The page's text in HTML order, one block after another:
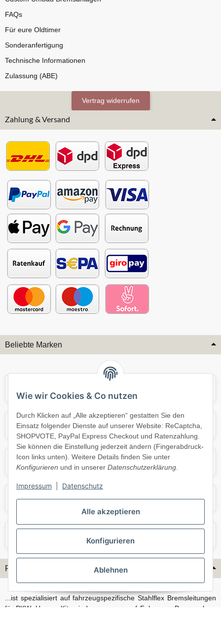
Alle akzeptieren
Konfigurieren
Ablehnen
Wie wir Cookies & Co nutzen
Durch Klicken auf „Alle akzeptieren“ gestatten Sie den
Einsatz folgender Dienste auf unserer Website: ReCaptcha,
SHOPVOTE, PayPal Express Checkout und Ratenzahlung.
Sie können die Einstellung jederzeit ändern (Fingerabdruck-
Icon links unten). Weitere Details finden Sie unter
Konfigurieren und in unserer Datenschutzerklärung.
Impressum Datenschutz
FAQs
Für eure Oldtimer
Sonderanfertigung
Technische Informationen
Zulassung (ABE)
Vertrag widerrufen
Zahlung & Versand
Beliebte Marken
Mercedes Mini
Opel Porsche
Skoda Smart
Flex-Hydraulik...
...ist spezialisiert auf fahrzeugspezifische Stahlflex Bremsleitungen
für PKW. Unsere Kits sind passgenau auf Fahrzeug, Bremsanlage